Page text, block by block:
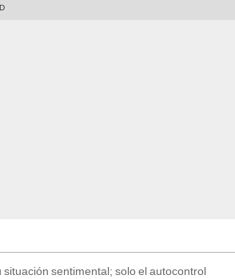
sentimental; solo el autocontrol